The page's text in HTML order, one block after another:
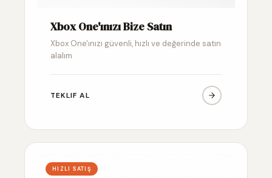
Xbox One'ınızı Bize Satın
Xbox One'ınızı güvenli, hızlı ve değerinde satın
alalım
TEKLIF AL
HIZLI SATIŞ